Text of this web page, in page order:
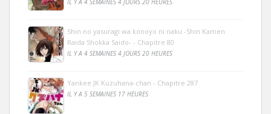
IL Y A 4 SEMAINES 4 JOURS 20 HEURES
Shin no yasuragi wa konoyo ni naku -Shin Kamen
Raida Shokka Saido- - Chapitre 80
IL Y A 4 SEMAINES 4 JOURS 20 HEURES
Yankee JK Kuzuhana-chan - Chapitre 287
IL Y A 5 SEMAINES 17 HEURES